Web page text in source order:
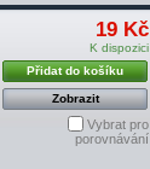
19 Kč
K dispozici
Přidat do košíku
Zobrazit
Vybrat pro
porovnávání